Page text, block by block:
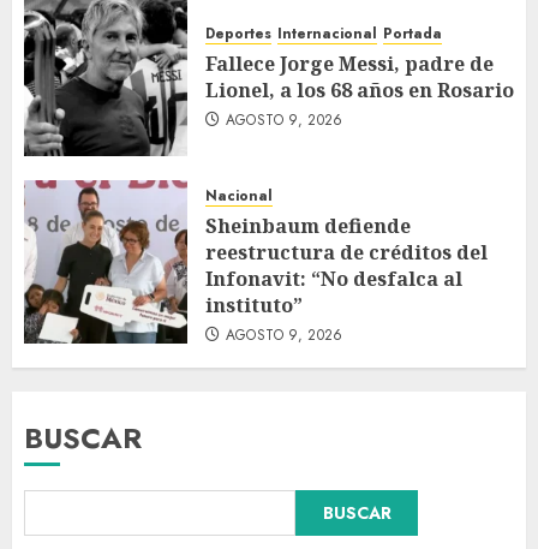
Deportes Internacional Portada
Fallece Jorge Messi, padre de
Lionel, a los 68 años en Rosario
AGOSTO 9, 2026
Nacional
Sheinbaum defiende
reestructura de créditos del
Infonavit: “No desfalca al
instituto”
AGOSTO 9, 2026
BUSCAR
BUSCAR
Colombia respalda soberanía
de Marruecos sobre el Sáhara